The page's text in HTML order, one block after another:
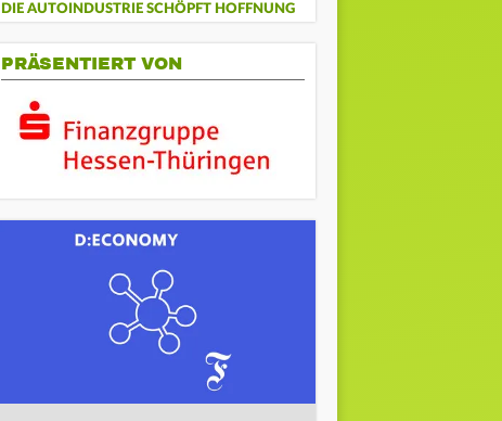
DIE AUTOINDUSTRIE SCHÖPFT HOFFNUNG
PRÄSENTIERT VON